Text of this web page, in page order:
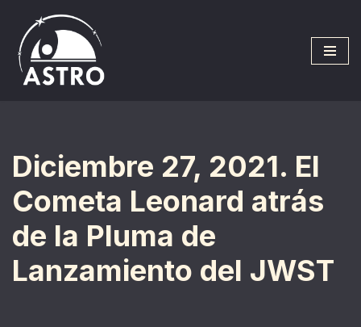
Saltar
al
contenido
Diciembre 27, 2021. El
Cometa Leonard atrás
de la Pluma de
Lanzamiento del JWST